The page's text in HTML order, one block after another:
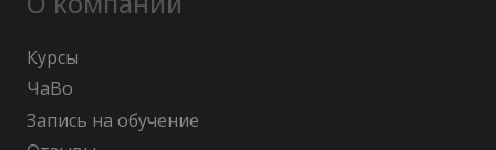
Курсы
ЧаВо
Запись на обучение